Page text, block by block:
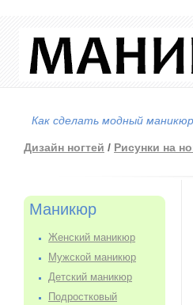
Как сделать модный
Дизайн ногтей / Рисунки на
Маникюр
Женский маникюр
Мужской маникюр
Детский маникюр
Подростковый